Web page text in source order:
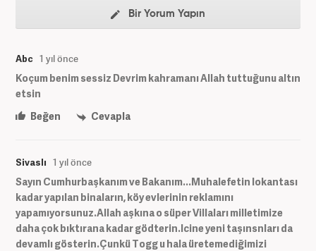
Bir Yorum Yapın
Abc 1 yıl önce
Koçum benim sessiz Devrim kahramanı Allah tuttuğunu altın
etsin
Beğen
Cevapla
Sivaslı 1 yıl önce
Sayın Cumhurbaşkanım ve Bakanım...Muhalefetin lokantası
kadar yapılan binaların, köy evlerinin reklamını
yapamıyorsunuz.Allah aşkına o süper Villaları milletimize
daha çok bıktırana kadar gödterin.Icine yeni taşınsnları da
devamlı gösterin.Çunkü Togg u hala üretemediğimizi